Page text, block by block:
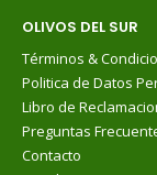
OLIVOS DEL SUR
Términos &
Politica de Datos
Libro de
Preguntas
Contacto